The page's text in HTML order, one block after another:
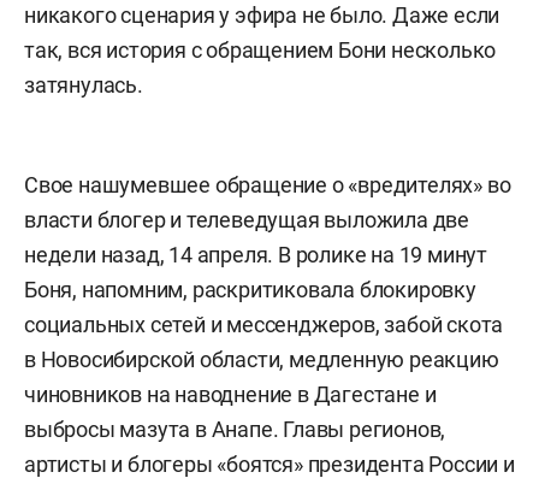
никакого сценария у эфира не было. Даже если
так, вся история с обращением Бони несколько
затянулась.
Свое нашумевшее обращение о «вредителях» во
власти блогер и телеведущая выложила две
недели назад, 14 апреля. В ролике на 19 минут
Боня, напомним, раскритиковала блокировку
социальных сетей и мессенджеров, забой скота
в Новосибирской области, медленную реакцию
чиновников на наводнение в Дагестане и
выбросы мазута в Анапе. Главы регионов,
артисты и блогеры «боятся» президента России и